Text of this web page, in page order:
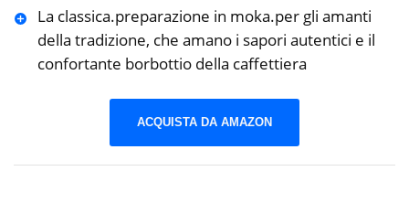
La classica.preparazione in moka.per gli amanti
della tradizione, che amano i sapori autentici e il
confortante borbottio della caffettiera
ACQUISTA DA AMAZON